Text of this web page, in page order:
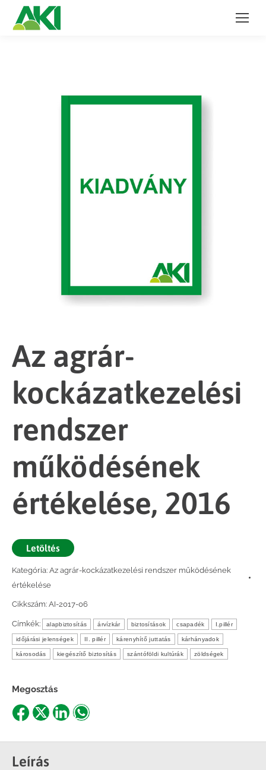
Az agrár-
kockázatkezelési
rendszer
működésének
értékelése, 2016
Letöltés
Kategória: Az agrár-kockázatkezelési rendszer működésének
értékelése
Cikkszám: AI-2017-06
Címkék: alapbiztosítás árvízkár biztosítások csapadék I.pillér
időjárási jelenségek II. pillér kárenyhítő juttatás kárhányadok
károsodás kiegészítő biztosítás szántóföldi kultúrák zöldségek
Megosztás
Share
Facebook
Share
X
ShareShare
Leírás